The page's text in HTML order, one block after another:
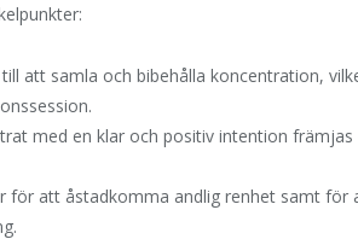
att samla och bibehålla koncentration,
med en klar och positiv intention främjas
för att åstadkomma andlig renhet samt för